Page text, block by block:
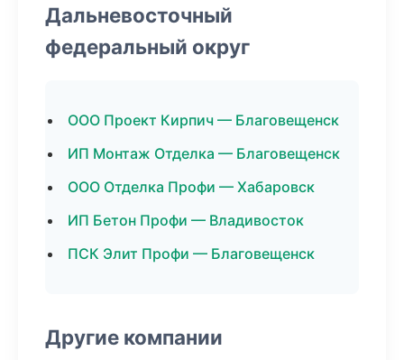
Дальневосточный
федеральный округ
ООО Проект Кирпич — Благовещенск
ИП Монтаж Отделка — Благовещенск
ООО Отделка Профи — Хабаровск
ИП Бетон Профи — Владивосток
ПСК Элит Профи — Благовещенск
Другие компании